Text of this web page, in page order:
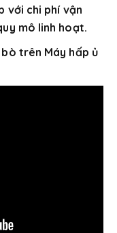
với chi phí vận
mô linh hoạt.
trên Máy hấp ủ